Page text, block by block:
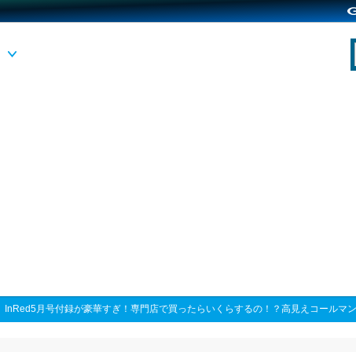
InRed5月号付録が豪華すぎ！専門店で買ったらいくらするの！？高見えコールマ